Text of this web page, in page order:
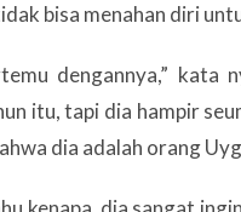
bisa menahan diri
dengannya,”
itu, tapi dia hampir
dia adalah orang